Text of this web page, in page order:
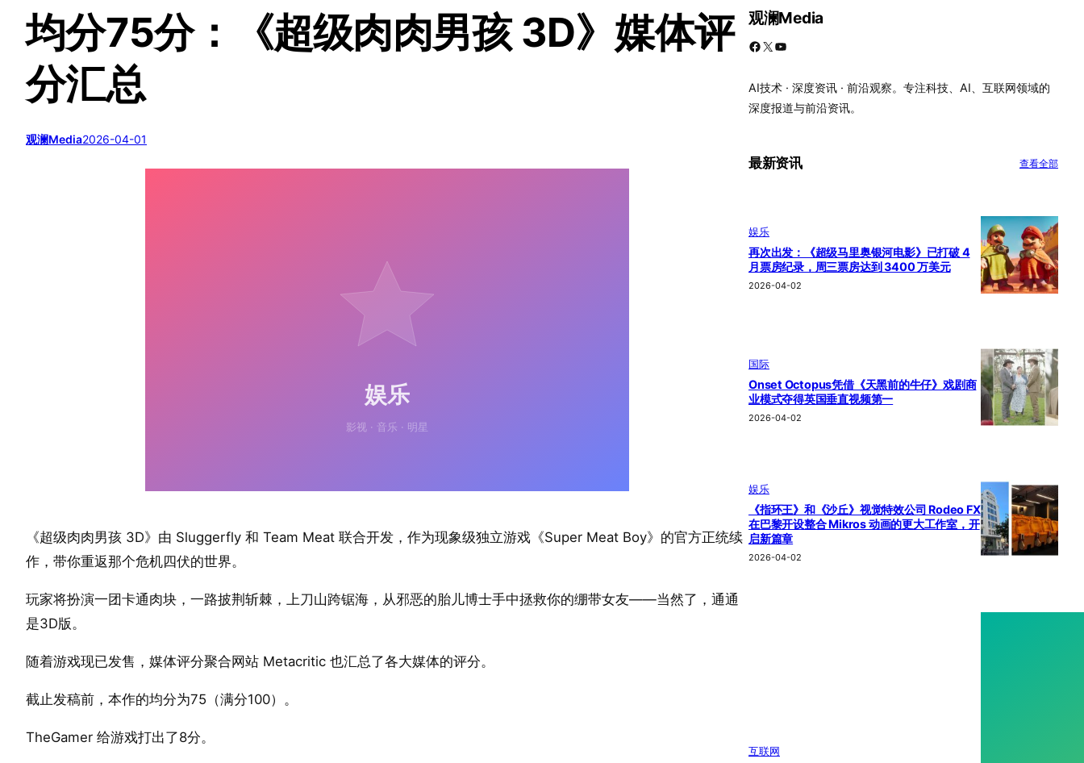
均分75分：《超级肉肉男孩 3D》媒体评
分汇总
观澜Media2026-04-01
《超级肉肉男孩 3D》由 Sluggerfly 和 Team Meat 联合开发，作为现象级独立游戏《Super Meat Boy》的官方正统续
作，带你重返那个危机四伏的世界。
玩家将扮演一团卡通肉块，一路披荆斩棘，上刀山跨锯海，从邪恶的胎儿博士手中拯救你的绷带女友——当然了，通通
是3D版。
随着游戏现已发售，媒体评分聚合网站 Metacritic 也汇总了各大媒体的评分。
截止发稿前，本作的均分为75（满分100）。
TheGamer 给游戏打出了8分。
观澜Media
Facebook X YouTube
AI技术 · 深度资讯 · 前沿观察。专注科技、AI、互联网领域的
深度报道与前沿资讯。
最新资讯 查看全部
娱乐
再次出发：《超级马里奥银河电影》已打破 4
月票房纪录，周三票房达到 3400 万美元
2026-04-02
国际
Onset Octopus凭借《天黑前的牛仔》戏剧商
业模式夺得英国垂直视频第一
2026-04-02
娱乐
《指环王》和《沙丘》视觉特效公司 Rodeo FX
在巴黎开设整合 Mikros 动画的更大工作室，开
启新篇章
2026-04-02
互联网